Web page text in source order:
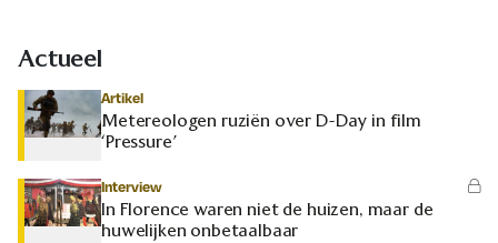
Actueel
Artikel
Metereologen ruziën over D-Day in film
‘Pressure’
Interview
In Florence waren niet de huizen, maar de
huwelijken onbetaalbaar